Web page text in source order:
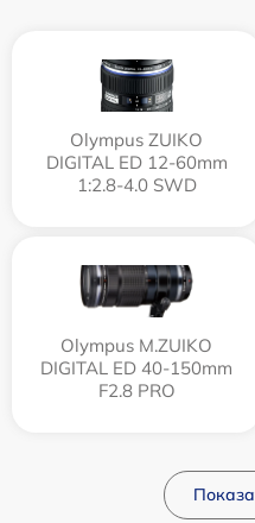
Olympus ZUIKO
DIGITAL ED 12-60mm
1:2.8-4.0 SWD
Olympus M.ZUIKO
DIGITAL ED 40-150mm
F2.8 PRO